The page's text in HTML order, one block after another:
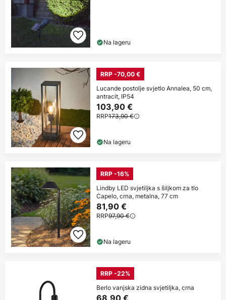
Na lageru
RRP -70,00 €
Lucande postolje svjetlo Annalea, 50 cm,
antracit, IP54
103,90 €
RRP173,90 €
Na lageru
RRP -16%
Lindby LED svjetiljka s šiljkom za tlo
Capelo, crna, metalna, 77 cm
81,90 €
RRP97,90 €
Na lageru
RRP -22%
Berlo vanjska zidna svjetiljka, crna